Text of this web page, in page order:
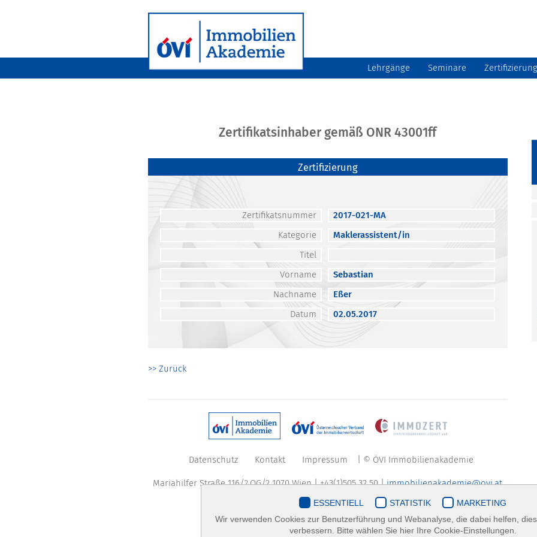
Lehrgänge Seminare Zertifizierung
Zertifikatsinhaber gemäß ONR 43001ff
Zertifizierung
Zertifikatsnummer
2017-021-MA
Kategorie
Maklerassistent/in
Titel
Vorname
Sebastian
Nachname
Eßer
Datum
02.05.2017
>> Zurück
Datenschutz Kontakt Impressum | © ÖVI Immobilienakademie
Mariahilfer Straße 116/2.OG/2 1070 Wien | +43(1)505 32 50 |immobilienakademie@ovi.at
ESSENTIELL STATISTIK
MARKETING
Wir verwenden Cookies zur Benutzerführung und Webanalyse, die dabei helfen,
verbessern. Bitte wählen Sie hier Ihre Cookie-Einstellungen.